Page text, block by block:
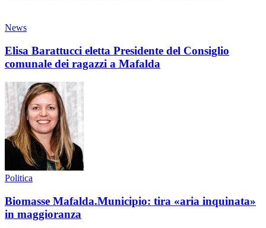
News
Elisa Barattucci eletta Presidente del Consiglio
comunale dei ragazzi a Mafalda
Politica
Biomasse Mafalda.Municipio: tira «aria inquinata»
in maggioranza